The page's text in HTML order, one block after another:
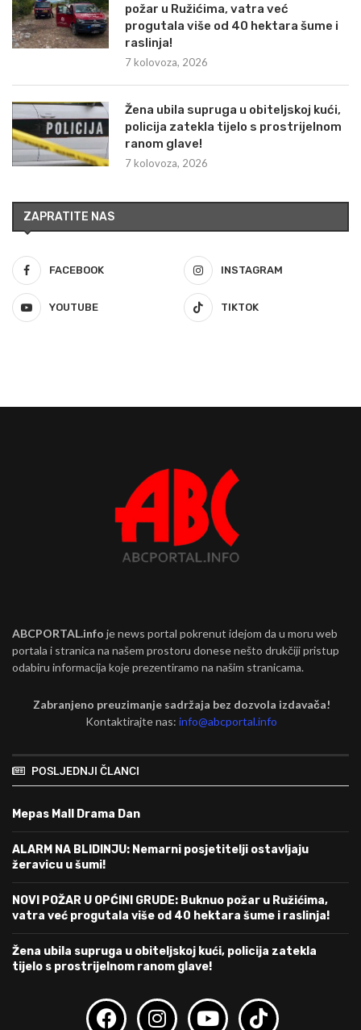
požar u Ružićima, vatra već
progutala više od 40 hektara šume i
raslinja!
7 kolovoza, 2026
Žena ubila supruga u obiteljskoj kući,
policija zatekla tijelo s prostrijelnom
ranom glave!
7 kolovoza, 2026
ZAPRATITE NAS
FACEBOOK INSTAGRAM
YOUTUBE TIKTOK
ABCPORTAL.info je news portal pokrenut idejom da u moru web
portala i stranica na našem prostoru donese nešto drukčiji pristup
odabiru informacija koje prezentiramo na našim stranicama.
Zabranjeno preuzimanje sadržaja bez dozvola izdavača!
Kontaktirajte nas:info@abcportal.info
POSLJEDNJI ČLANCI
Mepas Mall Drama Dan
ALARM NA BLIDINJU: Nemarni posjetitelji ostavljaju
žeravicu u šumi!
NOVI POŽAR U OPĆINI GRUDE: Buknuo požar u Ružićima,
vatra već progutala više od 40 hektara šume i raslinja!
Žena ubila supruga u obiteljskoj kući, policija zatekla
tijelo s prostrijelnom ranom glave!